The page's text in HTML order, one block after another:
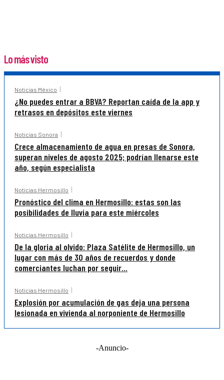
Lo más visto
Noticias México
¿No puedes entrar a BBVA? Reportan caída de la app y
retrasos en depósitos este viernes
Noticias Sonora
Crece almacenamiento de agua en presas de Sonora,
superan niveles de agosto 2025; podrían llenarse este
año, según especialista
Noticias Hermosillo
Pronóstico del clima en Hermosillo: estas son las
posibilidades de lluvia para este miércoles
Noticias Hermosillo
De la gloria al olvido: Plaza Satélite de Hermosillo, un
lugar con más de 30 años de recuerdos y donde
comerciantes luchan por seguir...
Noticias Hermosillo
Explosión por acumulación de gas deja una persona
lesionada en vivienda al norponiente de Hermosillo
-Anuncio-